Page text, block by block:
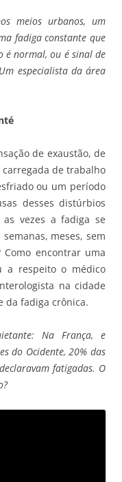
meios urbanos, um
fadiga constante que
é normal, ou é sinal de
especialista da área
de exaustão, de
de trabalho
ou um período
desses distúrbios
as vezes a fadiga se
meses, sem
encontrar uma
a respeito o médico
na cidade
da fadiga crônica.
Na França, e
do Ocidente, 20% das
fatigadas. O